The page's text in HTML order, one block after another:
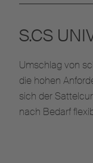
S.CS
Umschlag von
die hohen
sich der
nach Bedarf